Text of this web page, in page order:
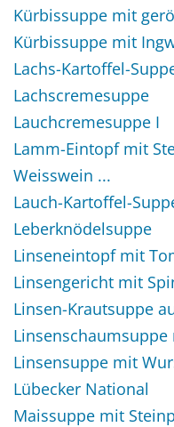
Kürbissuppe mit
Kürbissuppe mit
Lachs-Kartoffel-
Lachscremesuppe
Lauchcremesuppe I
Lamm-Eintopf mit
Weisswein ...
Lauch-Kartoffel-
Leberknödelsuppe
Linseneintopf mit
Linsengericht mit
Linsen-Krautsuppe
Linsensuppe mit
Lübecker National
Maissuppe mit